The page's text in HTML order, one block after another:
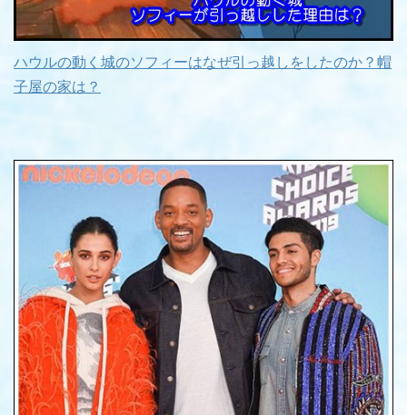
ハウルの動く城のソフィーはなぜ引っ越しをしたのか？帽
子屋の家は？